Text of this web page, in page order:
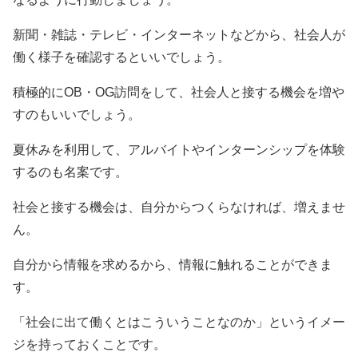
新聞・雑誌・テレビ・インターネットなどから、社会人が
働く様子を確認するといいでしょう。
積極的にOB・OG訪問をして、社会人と接する機会を増や
すのもいいでしょう。
夏休みを利用して、アルバイトやインターンシップを体験
するのも名案です。
社会と接する機会は、自分からつくらなければ、増えませ
ん。
自分から情報を求めるから、情報に触れることができま
す。
「社会に出て働くとはこういうことなのか」というイメー
ジを持っておくことです。